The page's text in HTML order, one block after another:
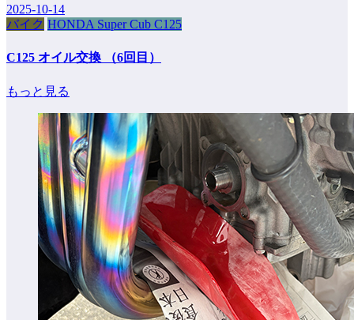
2025-10-14
バイク HONDA Super Cub C125
C125 オイル交換 （6回目）
もっと見る